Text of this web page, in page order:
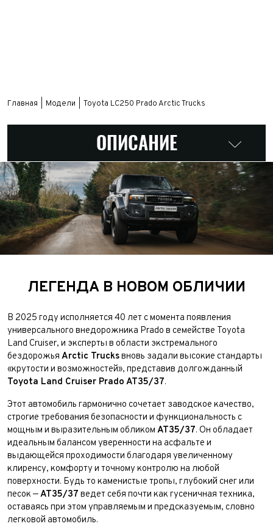
Главная Модели Toyota LС250 Prado Arctic Trucks
ОПИСАНИЕ
ЛЕГЕНДА В НОВОМ ОБЛИЧИИ
В 2025 году исполняется 40 лет с момента появления
универсального внедорожника Prado в семействе Toyota
Land Cruiser, и эксперты в области экстремального
бездорожья Arctic Trucksвновь задали высокие стандарты
«крутости и возможностей», представив долгожданный
Toyota Land Cruiser Prado AT35/37.
Этот автомобиль гармонично сочетает заводское качество,
строгие требования безопасности и функциональность с
мощным и выразительным обликом AT35/37. Он обладает
идеальным балансом уверенности на асфальте и
выдающейся проходимости благодаря увеличенному
клиренсу, комфорту и точному контролю на любой
поверхности. Будь то каменистые тропы, глубокий снег или
песок —AT35/37 ведет себя почти как гусеничная техника,
оставаясь при этом управляемым и предсказуемым, словно
легковой автомобиль.